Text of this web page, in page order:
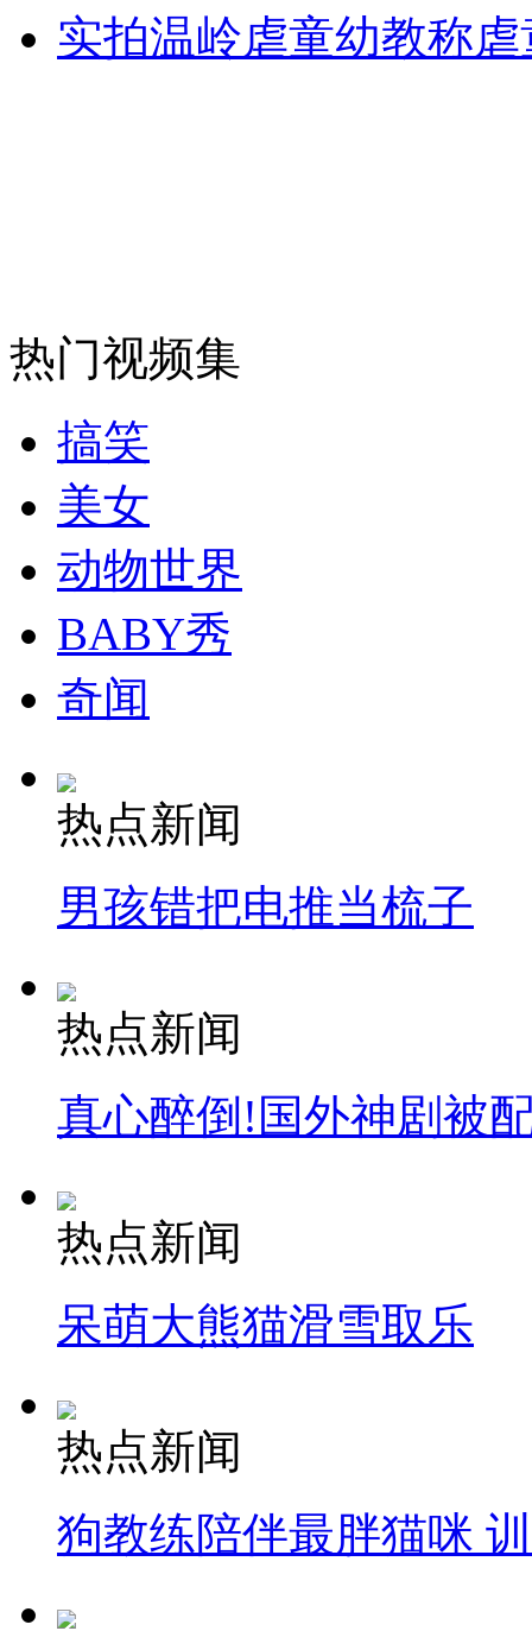
走！跟着总书记去植树
实拍温岭虐童幼教称
热门视频集
搞笑
美女
动物世界
BABY秀
奇闻
热点新闻
男孩错把电推当梳子
热点新闻
真心醉倒!国外神剧被
热点新闻
呆萌大熊猫滑雪取乐
热点新闻
狗教练陪伴最胖猫咪